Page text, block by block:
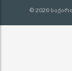
© 2026